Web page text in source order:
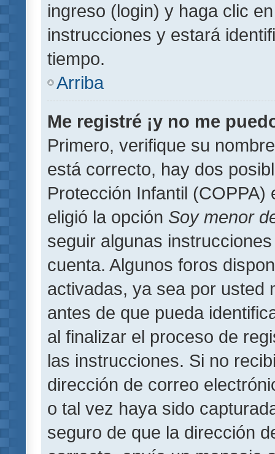
ingreso (login) y haga clic
instrucciones y estará
tiempo.
Arriba
Me registré ¡y no me
Primero, verifique su
está correcto, hay dos
Protección Infantil
eligió la opción Soy menor
seguir algunas
cuenta. Algunos foros
activadas, ya sea por usted
antes de que pueda
al finalizar el proceso de
las instrucciones. Si no
dirección de correo
o tal vez haya sido
seguro de que la dirección